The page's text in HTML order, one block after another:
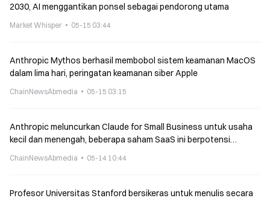
2030, AI menggantikan ponsel sebagai pendorong utama
Market Whisper 05-15 03:44
Anthropic Mythos berhasil membobol sistem keamanan MacOS
dalam lima hari, peringatan keamanan siber Apple
ChainNewsAbmedia 05-15 03:15
Anthropic meluncurkan Claude for Small Business untuk usaha
kecil dan menengah, beberapa saham SaaS ini berpotensi
ChainNewsAbmedia 05-14 10:44
Profesor Universitas Stanford bersikeras untuk menulis secara